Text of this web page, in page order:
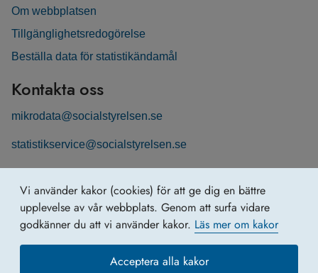
Vi använder kakor (cookies) för att ge dig en bättre
upplevelse av vår webbplats. Genom att surfa vidare
godkänner du att vi använder kakor. Läs mer om kakor
Acceptera alla kakor
Om webbplatsen
Tillgänglighetsredogörelse
Beställa data för statistikändamål
Kontakta oss
mikrodata@socialstyrelsen.se
statistikservice@socialstyrelsen.se
Registerservice på LinkedIn